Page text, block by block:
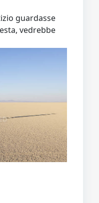
guardasse
vedrebbe